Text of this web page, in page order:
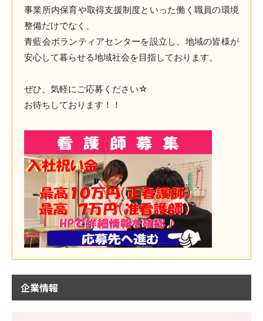
事業所内保育や取得支援制度といった働く職員の環境
整備だけでなく、
青藍会ボランティアセンターを設立し、地域の皆様が
安心して暮らせる地域社会を目指しております。
ぜひ、気軽にご応募ください☆
お待ちしております！！
企業情報